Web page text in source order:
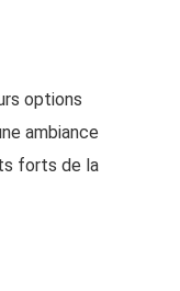
options
ambiance
forts de la